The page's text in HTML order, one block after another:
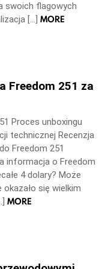
swoich flagowych
[…] MORE
Freedom 251 za
Proces unboxingu
technicznej Recenzja
Freedom 251
informacja o Freedom
4 dolary? Może
się wielkim
MORE